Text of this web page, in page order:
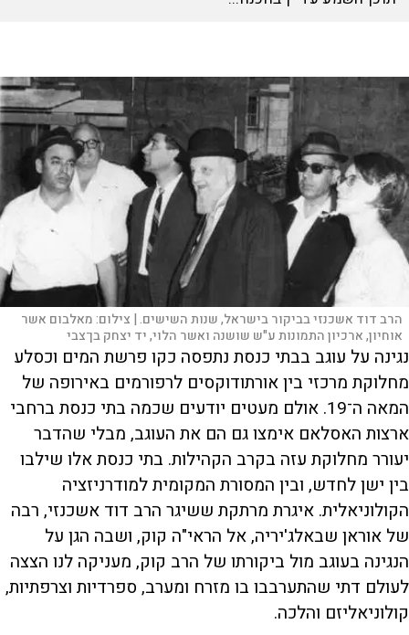
הרב דוד אשכנזי בביקור בישראל, שנות השישים. | צילום:מאלבום אשר
אוחיון, ארכיון התמונות ע"ש שושנה ואשר הלוי, יד יצחק בן־צבי
נגינה על עוגב בבתי כנסת נתפסה כקו פרשת המים וכסלע
מחלוקת מרכזי בין אורתודוקסים לרפורמים באירופה של
המאה ה־19. אולם מעטים יודעים שכמה בתי כנסת ברחבי
ארצות האסלאם אימצו גם הם את העוגב, מבלי שהדבר
יעורר מחלוקת עזה בקרב הקהילות. בתי כנסת אלו שילבו
בין ישן לחדש, ובין המסורת המקומית למודרניזציה
הקולוניאלית. איגרת מרתקת ששיגר הרב דוד אשכנזי, רבה
של אוראן שבאלג'יריה, אל הראי"ה קוק, ושבה הגן על
הנגינה בעוגב מול ביקורתו של הרב קוק, מעניקה לנו הצצה
לעולם דתי שהתערבבו בו מזרח ומערב, ספרדיות וצרפתיות,
קולוניאליזם והלכה.